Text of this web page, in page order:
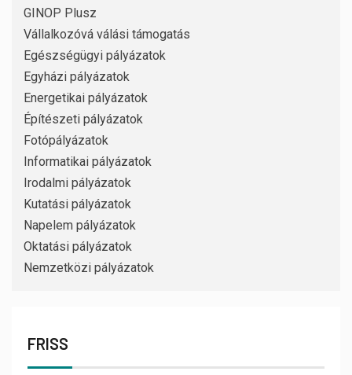
GINOP Plusz
Vállalkozóvá válási támogatás
Egészségügyi pályázatok
Egyházi pályázatok
Energetikai pályázatok
Építészeti pályázatok
Fotópályázatok
Informatikai pályázatok
Irodalmi pályázatok
Kutatási pályázatok
Napelem pályázatok
Oktatási pályázatok
Nemzetközi pályázatok
FRISS